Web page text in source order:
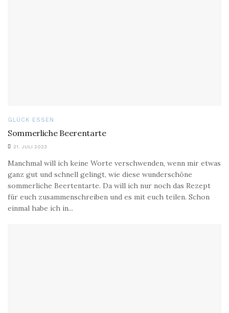
GLÜCK ESSEN
Sommerliche Beerentarte
21. JULI 2023
Manchmal will ich keine Worte verschwenden, wenn mir etwas
ganz gut und schnell gelingt, wie diese wunderschöne
sommerliche Beertentarte. Da will ich nur noch das Rezept
für euch zusammenschreiben und es mit euch teilen. Schon
einmal habe ich in...